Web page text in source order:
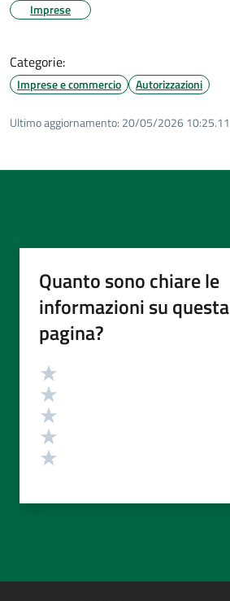
Imprese
Categorie:
Imprese e commercio Autorizzazioni
Ultimo aggiornamento: 20/05/2026 10:25.11
Quanto sono chiare le
informazioni su questa
pagina?
Valutazione